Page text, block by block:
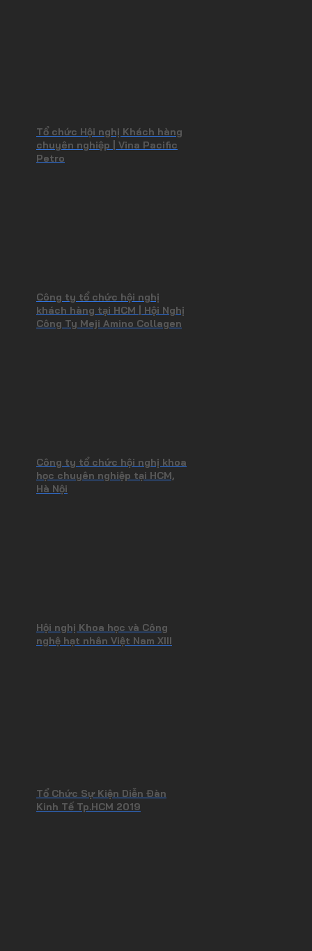
Tổ chức Hội nghị Khách hàng
chuyên nghiệp | Vina Pacific
Petro
Công ty tổ chức hội nghị
khách hàng tại HCM | Hội Nghị
Công Ty Meji Amino Collagen
Công ty tổ chức hội nghị khoa
học chuyên nghiệp tại HCM,
Hà Nội
Hội nghị Khoa học và Công
nghệ hạt nhân Việt Nam XIII
Tổ Chức Sự Kiện Diễn Đàn
Kinh Tế Tp.HCM 2019